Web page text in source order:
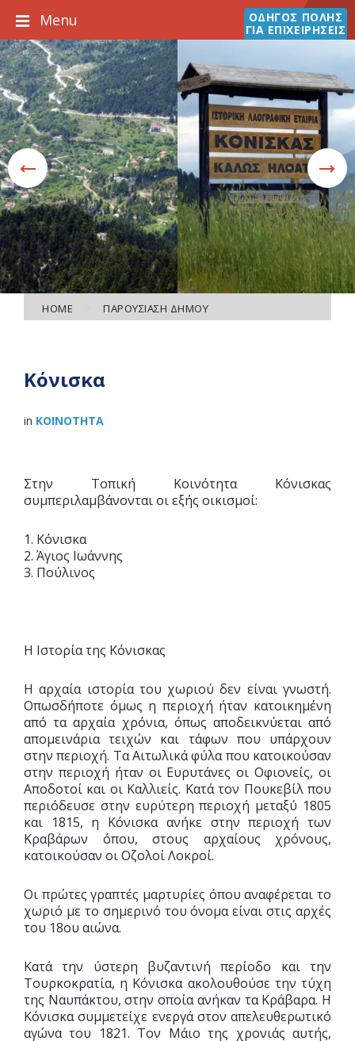
navigation
ΟΔΗΓΟΣ ΠΟΛΗΣ
ΓΙΑ ΕΠΙΧΕΙΡΗΣΕΙΣ
Menu
HOME ΠΑΡΟΥΣΙΑΣΗ ΔΗΜΟΥ
Κόνισκα
in ΚΟΙΝΌΤΗΤΑ
Στην Τοπική Κοινότητα Κόνισκας
συμπεριλαμβάνονται οι εξής οικισμοί:
1. Κόνισκα
2. Άγιος Ιωάννης
3. Πούλινος
Η Ιστορία της Κόνισκας
Η αρχαία ιστορία του χωριού δεν είναι γνωστή.
Οπωσδήποτε όμως η περιοχή ήταν κατοικημένη
από τα αρχαία χρόνια, όπως αποδεικνύεται από
απομεινάρια τειχών και τάφων που υπάρχουν
στην περιοχή. Τα Αιτωλικά φύλα που κατοικούσαν
στην περιοχή ήταν οι Ευρυτάνες οι Οφιονείς, οι
Αποδοτοί και οι Καλλιείς. Κατά τον Πουκεβίλ που
περιόδευσε στην ευρύτερη περιοχή μεταξύ 1805
και 1815, η Κόνισκα ανήκε στην περιοχή των
Κραβάρων όπου, στους αρχαίους χρόνους,
κατοικούσαν οι Οζολοί Λοκροί.
Οι πρώτες γραπτές μαρτυρίες όπου αναφέρεται το
χωριό με το σημερινό του όνομα είναι στις αρχές
του 18ου αιώνα.
Κατά την ύστερη βυζαντινή περίοδο και την
Τουρκοκρατία, η Κόνισκα ακολουθούσε την τύχη
της Ναυπάκτου, στην οποία ανήκαν τα Κράβαρα. Η
Κόνισκα συμμετείχε ενεργά στον απελευθερωτικό
αγώνα του 1821. Τον Μάιο της χρονιάς αυτής,